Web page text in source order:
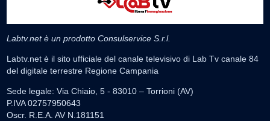
Labtv.net è un prodotto Consulservice S.r.l.
Labtv.net è il sito ufficiale del canale televisivo di Lab Tv canale 84
del digitale terrestre Regione Campania
Sede legale: Via Chiaio, 5 - 83010 – Torrioni (AV)
P.IVA 02757950643
Oscr. R.E.A. AV N.181151